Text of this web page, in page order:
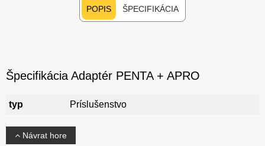
POPIS ŠPECIFIKÁCIA
Špecifikácia Adaptér PENTA + APRO
typ Príslušenstvo
Návrat hore